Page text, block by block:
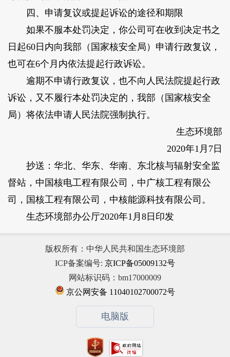
四、申请复议或提起诉讼的途径和期限
如果不服本处罚决定，你公司可在收到决定书之
日起60日内向我部（国家核安全局）申请行政复议，
也可在6个月内依法提起行政诉讼。
逾期不申请行政复议，也不向人民法院提起行政
诉讼，又不履行本处罚决定的，我部（国家核安全
局）将依法申请人民法院强制执行。
生态环境部
2020年1月7日
抄送：华北、华东、华南、东北核与辐射安全监
督站，中国核电工程有限公司，中广核工程有限公
司，国核工程有限公司，中核能源科技有限公司。
生态环境部办公厅2020年1月8日印发
版权所有：中华人民共和国生态环境部
ICP备案编号: 京ICP备05009132号
网站标识码：bm17000009
京公网安备 11040102700072号
电脑版